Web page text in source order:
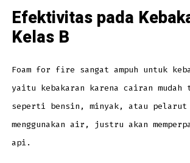
Efektivitas pada
Kelas B
Foam for fire sangat ampuh untuk
yaitu kebakaran karena cairan mudah
seperti bensin, minyak, atau pelarut
menggunakan air, justru akan
api.